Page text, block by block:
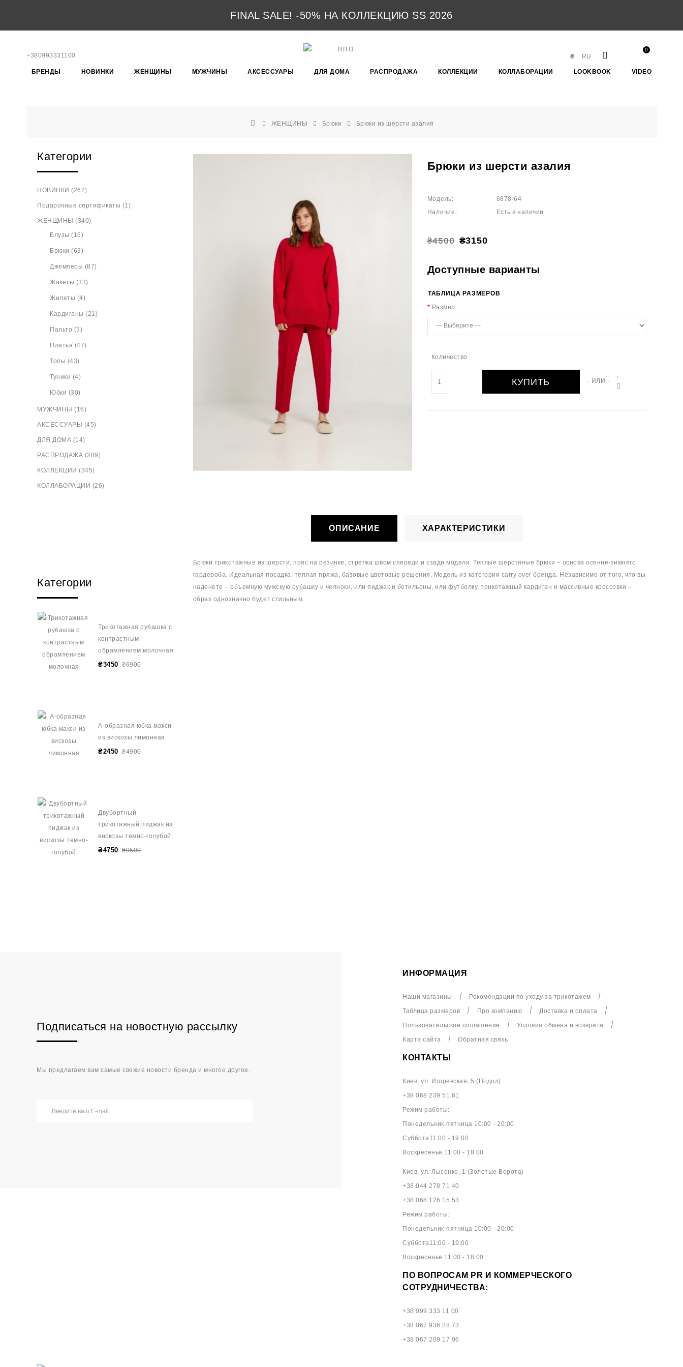
FINAL SALE! -50% НА КОЛЛЕКЦИЮ SS 2026
0
RU
₴
БРЕНДЫ НОВИНКИ ЖЕНЩИНЫ МУЖЧИНЫ АКСЕССУАРЫ ДЛЯ ДОМА РАСПРОДАЖА КОЛЛЕКЦИИ КОЛЛАБОРАЦИИ LOOKBOOK VIDEO
+380993331100
ЖЕНЩИНЫ Брюки Брюки из шерсти азалия
Категории
НОВИНКИ (262)
Подарочные сертификаты (1)
ЖЕНЩИНЫ (340)
Блузы (16)
Брюки (63)
Джемперы (87)
Жакеты (33)
Жилеты (4)
Кардиганы (21)
Пальто (3)
Платья (47)
Топы (43)
Туники (4)
Юбки (30)
МУЖЧИНЫ (16)
АКСЕССУАРЫ (45)
ДЛЯ ДОМА (14)
РАСПРОДАЖА (289)
КОЛЛЕКЦИИ (345)
КОЛЛАБОРАЦИИ (26)
Категории
Трикотажная рубашка с
контрастным
обрамлением молочная
₴3450 ₴6900
А-образная юбка макси
из вискозы лимонная
₴2450 ₴4900
Двубортный
трикотажный пиджак из
вискозы темно-голубой
₴4750 ₴9500
Брюки из шерсти азалия
Модель: 6878-64
Наличие: Есть в наличии
₴4500 ₴3150
Доступные варианты
ТАБЛИЦА РАЗМЕРОВ
Размер
Количество
КУПИТЬ - ИЛИ -
ОПИСАНИЕ ХАРАКТЕРИСТИКИ
Брюки трикотажные из шерсти, пояс на резинке, стрелка швом спереди и сзади модели. Теплые шерстяные брюки – основа осенне-зимнего
гардероба. Идеальная посадка, тёплая пряжа, базовые цветовые решения. Модель из категории carry over бренда. Независимо от того, что вы
наденете – объемную мужскую рубашку и челноки, или пиджак и ботильоны, или футболку, трикотажный кардиган и массивные кроссовки –
образ однозначно будет стильным.
Подписаться на новостную рассылку
Мы предлагаем вам самые свежие новости бренда и многое другое.
ИНФОРМАЦИЯ
Наши магазины
Рекомендации по уходу за трикотажем
Таблица размеров
Про компанию
Доставка и оплата
Пользовательское соглашение
Условия обмена и возврата
Карта сайта
Обратная связь
КОНТАКТЫ
Киев, ул. Игоревская, 5 (Подол)
+38 068 239 51 61
Режим работы:
Понедельник-пятница 10:00 - 20:00
Суббота11:00 - 19:00
Воскресенье 11:00 - 18:00
Киев, ул. Лысенко, 1 (Золотые Ворота)
+38 044 278 71 40
+38 068 126 15 53
Режим работы:
Понедельник-пятница 10:00 - 20:00
Суббота11:00 - 19:00
Воскресенье 11:00 - 18:00
ПО ВОПРОСАМ PR И КОММЕРЧЕСКОГО
СОТРУДНИЧЕСТВА:
+38 099 333 11 00
+38 067 936 28 73
+38 067 209 17 96